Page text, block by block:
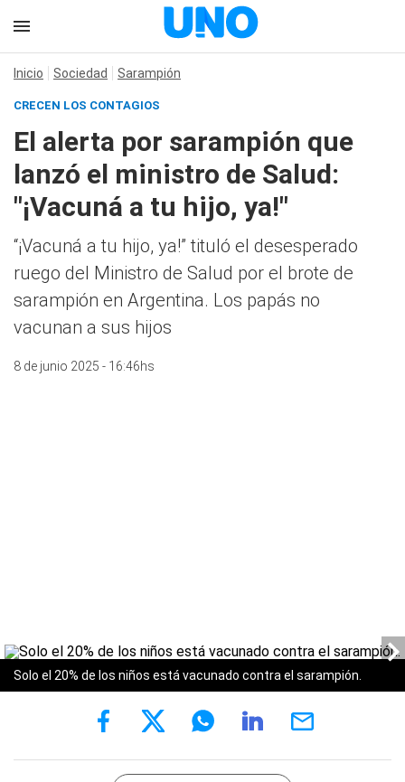
Inicio Sociedad Sarampión
CRECEN LOS CONTAGIOS
El alerta por sarampión que
lanzó el ministro de Salud:
"¡Vacuná a tu hijo, ya!"
“¡Vacuná a tu hijo, ya!” tituló el desesperado
ruego del Ministro de Salud por el brote de
sarampión en Argentina. Los papás no
vacunan a sus hijos
8 de junio 2025 - 16:46hs
Solo el 20% de los niños está vacunado contra el sarampión.